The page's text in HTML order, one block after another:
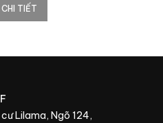
CHI TIẾT
Lilama, Ngõ 124,